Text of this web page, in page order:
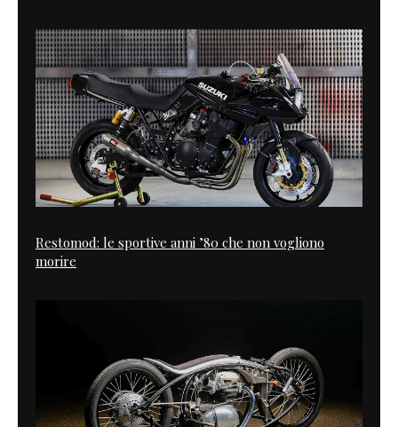
Restomod: le sportive anni ’80 che non vogliono
morire